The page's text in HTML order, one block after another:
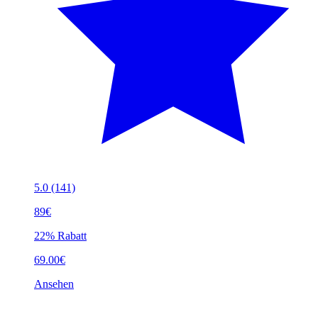
5.0 (141)
89€
22% Rabatt
69.00€
Ansehen